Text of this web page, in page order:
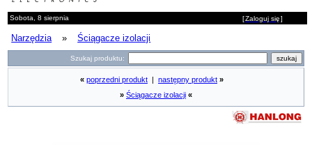
Sobota, 8 sierpnia [Zaloguj się]
Narzędzia » Ściągacze izolacji
Szukaj produktu:
« poprzedni produkt następny produkt »
» Ściągacze izolacji «